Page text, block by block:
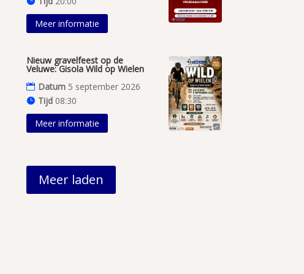
Meer informatie
Nieuw gravelfeest op de
Veluwe: Gisola Wild op Wielen
Datum 5 september 2026
Tijd 08:30
Meer informatie
Meer laden